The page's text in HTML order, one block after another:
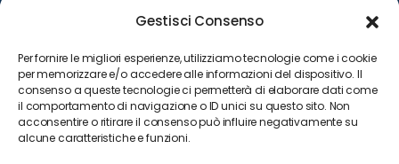
Gestisci Consenso
Per fornire le migliori esperienze, utilizziamo tecnologie come i cookie
per memorizzare e/o accedere alle informazioni del dispositivo. Il
consenso a queste tecnologie ci permetterà di elaborare dati come
il comportamento di navigazione o ID unici su questo sito. Non
acconsentire o ritirare il consenso può influire negativamente su
alcune caratteristiche e funzioni.